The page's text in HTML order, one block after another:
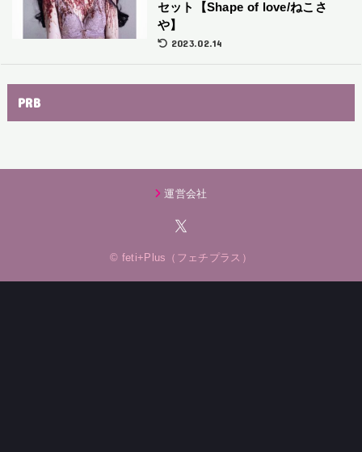
セット【Shape of love/ねこさ
や】
2023.02.14
PRB
運営会社
© feti+Plus（フェチプラス）